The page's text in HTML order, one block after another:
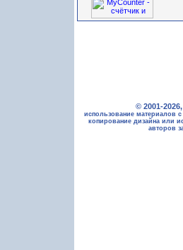
© 2001-
использование материалов
копирование дизайна или
авторов